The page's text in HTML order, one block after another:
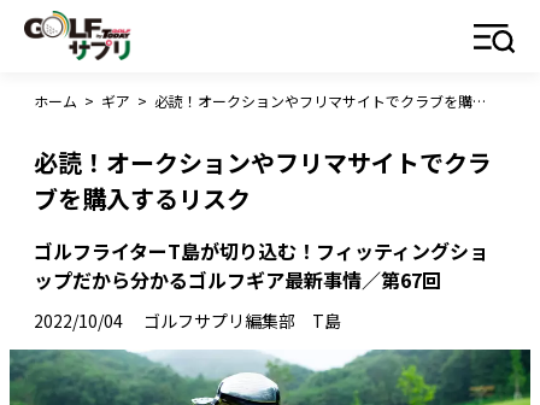
ホーム > ギア > 必読！オークションやフリマサイトでクラブを購入するリスク
必読！オークションやフリマサイトでクラ
ブを購入するリスク
ゴルフライターT島が切り込む！フィッティングショ
ップだから分かるゴルフギア最新事情／第67回
2022/10/04 ゴルフサプリ編集部 T島